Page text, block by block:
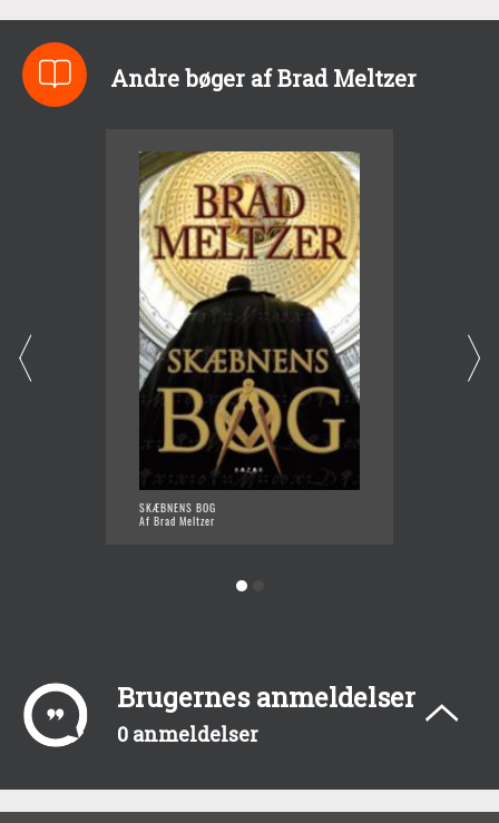
Andre bøger af Brad Meltzer
SKÆBNENS BOG
Af Brad Meltzer
Brugernes anmeldelser
0 anmeldelser